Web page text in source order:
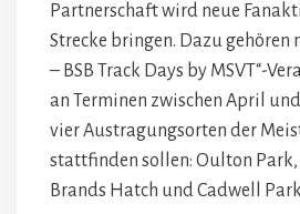
Partnerschaft wird neue
Strecke bringen. Dazu gehören
– BSB Track Days by MSVT“-
an Terminen zwischen April
vier Austragungsorten der
stattfinden sollen: Oulton
Brands Hatch und Cadwell